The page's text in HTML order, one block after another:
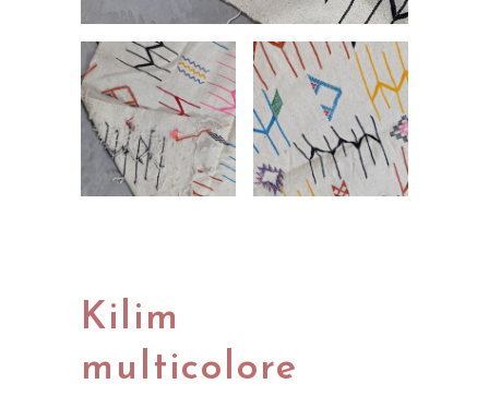
Kilim
multicolore